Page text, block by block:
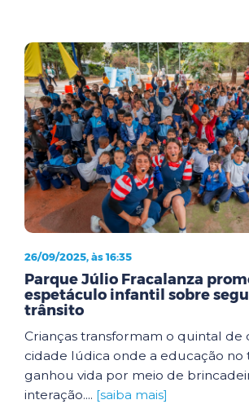
26/09/2025, às 16:35
Parque Júlio Fracalanza
espetáculo infantil sobre
trânsito
Crianças transformam o quintal de
cidade lúdica onde a educação no
ganhou vida por meio de
interação.... [saiba mais]